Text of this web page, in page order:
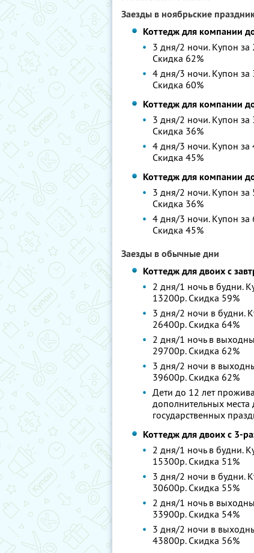
Заезды в ноябрьские
Коттедж для компании
3 дня/2 ночи. Купон за
Скидка 62%
4 дня/3 ночи. Купон за
Скидка 60%
Коттедж для компании
3 дня/2 ночи. Купон за
Скидка 36%
4 дня/3 ночи. Купон за
Скидка 45%
Коттедж для компании
3 дня/2 ночи. Купон за
Скидка 36%
4 дня/3 ночи. Купон за
Скидка 45%
Заезды в обычные дни
Коттедж для двоих с
2 дня/1 ночь в будни.
13200р. Скидка 59%
3 дня/2 ночи в будни.
26400р. Скидка 64%
2 дня/1 ночь в
29700р. Скидка 62%
3 дня/2 ночи в
39600р. Скидка 62%
Дети до 12 лет
дополнительных места
государственных
Коттедж для двоих с 3-
2 дня/1 ночь в будни.
15300р. Скидка 51%
3 дня/2 ночи в будни.
30600р. Скидка 55%
2 дня/1 ночь в
33900р. Скидка 54%
3 дня/2 ночи в
43800р. Скидка 56%